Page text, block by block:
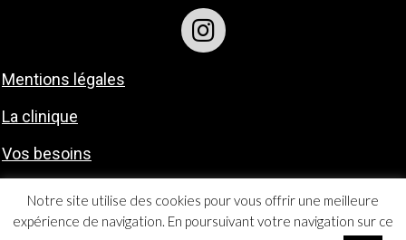
Mentions légales
La clinique
Vos besoins
Notre site utilise des cookies pour vous offrir une meilleure
expérience de navigation. En poursuivant votre navigation sur ce